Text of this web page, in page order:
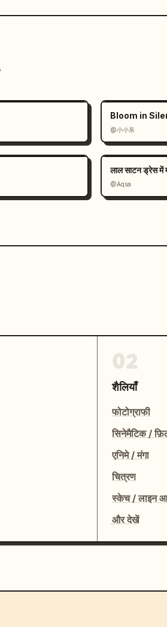
Bloom in
@小小东
लाल साटन ड्रेस में
@Aqsa
शैलियाँ
फोटोग्राफी
सिनेमैटिक /
एनिमे / मंगा
चित्रण
स्केच / लाइन
और देखें